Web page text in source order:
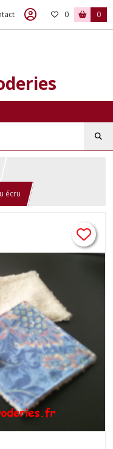
0 0
écru